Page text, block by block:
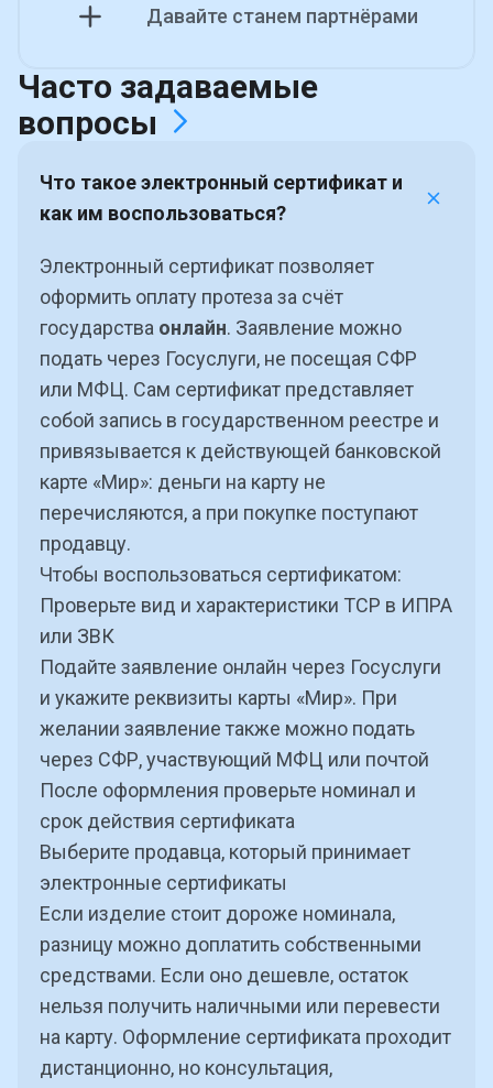
Давайте станем партнёрами
Часто задаваемые
вопросы
Что такое электронный сертификат и
как им воспользоваться?
Электронный сертификат позволяет
оформить оплату протеза за счёт
государства онлайн. Заявление можно
подать через Госуслуги, не посещая СФР
или МФЦ. Сам сертификат представляет
собой запись в государственном реестре и
привязывается к действующей банковской
карте «Мир»: деньги на карту не
перечисляются, а при покупке поступают
продавцу.
Чтобы воспользоваться сертификатом:
Проверьте вид и характеристики ТСР в ИПРА
или ЗВК
Подайте заявление онлайн через Госуслуги
и укажите реквизиты карты «Мир». При
желании заявление также можно подать
через СФР, участвующий МФЦ или почтой
После оформления проверьте номинал и
срок действия сертификата
Выберите продавца, который принимает
электронные сертификаты
Если изделие стоит дороже номинала,
разницу можно доплатить собственными
средствами. Если оно дешевле, остаток
нельзя получить наличными или перевести
на карту. Оформление сертификата проходит
дистанционно, но консультация,